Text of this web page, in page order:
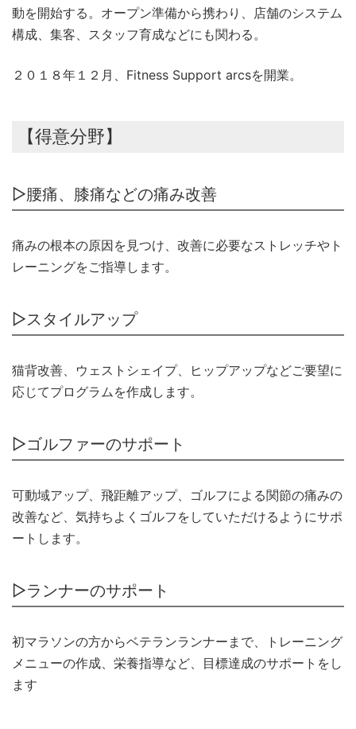
動を開始する。オープン準備から携わり、店舗のシステム
構成、集客、スタッフ育成などにも関わる。
２０１８年１２月、Fitness Support arcsを開業。
【得意分野】
▷腰痛、膝痛などの痛み改善
痛みの根本の原因を見つけ、改善に必要なストレッチやト
レーニングをご指導します。
▷スタイルアップ
猫背改善、ウェストシェイプ、ヒップアップなどご要望に
応じてプログラムを作成します。
▷ゴルファーのサポート
可動域アップ、飛距離アップ、ゴルフによる関節の痛みの
改善など、気持ちよくゴルフをしていただけるようにサポ
ートします。
▷ランナーのサポート
初マラソンの方からベテランランナーまで、トレーニング
メニューの作成、栄養指導など、目標達成のサポートをし
ます